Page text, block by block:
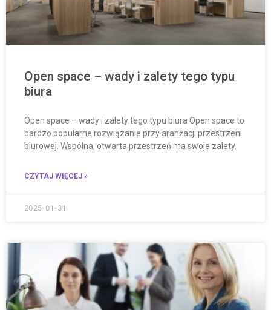
Open space – wady i zalety tego typu
biura
Open space – wady i zalety tego typu biura Open space to
bardzo popularne rozwiązanie przy aranżacji przestrzeni
biurowej. Wspólna, otwarta przestrzeń ma swoje zalety.
CZYTAJ WIĘCEJ »
2025-01-31